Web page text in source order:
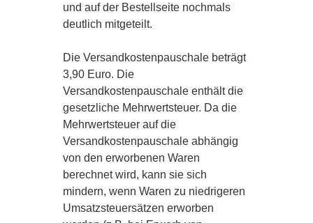
und auf der Bestellseite nochmals
deutlich mitgeteilt.
Die Versandkostenpauschale beträgt
3,90 Euro. Die
Versandkostenpauschale enthält die
gesetzliche Mehrwertsteuer. Da die
Mehrwertsteuer auf die
Versandkostenpauschale abhängig
von den erworbenen Waren
berechnet wird, kann sie sich
mindern, wenn Waren zu niedrigeren
Umsatzsteuersätzen erworben